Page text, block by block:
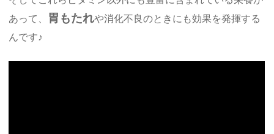
あって、 胃もたれや消化不良のときにも効果を発揮する
んです♪